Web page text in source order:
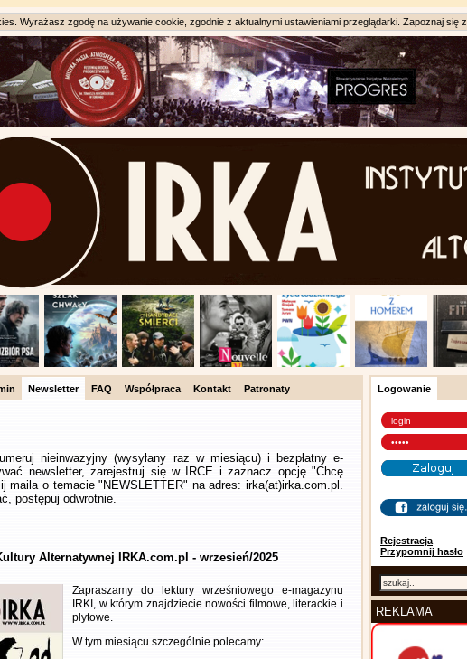
Wyrażasz zgodę na używanie cookie, zgodnie z aktualnymi ustawieniami przeglądarki. Zapoznaj się z
Newsletter FAQ Współpraca Kontakt Patronaty
nieinwazyjny (wysyłany raz w miesiącu) i bezpłatny e-
newsletter, zarejestruj się w IRCE i zaznacz opcję "Chcę
maila o temacie "NEWSLETTER" na adres: irka(at)irka.com.pl.
postępuj odwrotnie.
Alternatywnej IRKA.com.pl - wrzesień/2025
Zapraszamy do lektury wrześniowego e-magazynu
IRKI, w którym znajdziecie nowości filmowe, literackie i
płytowe.
W tym miesiącu szczególnie polecamy:
Logowanie
Rejestracja
Przypomnij hasło
REKLAMA